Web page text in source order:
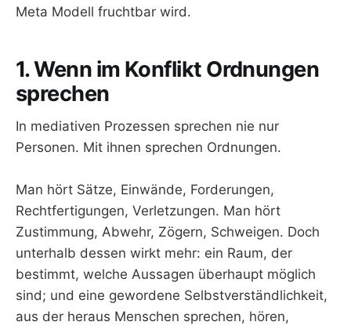
Meta Modell fruchtbar wird.
1. Wenn im Konflikt Ordnungen
sprechen
In mediativen Prozessen sprechen nie nur
Personen. Mit ihnen sprechen Ordnungen.
Man hört Sätze, Einwände, Forderungen,
Rechtfertigungen, Verletzungen. Man hört
Zustimmung, Abwehr, Zögern, Schweigen. Doch
unterhalb dessen wirkt mehr: ein Raum, der
bestimmt, welche Aussagen überhaupt möglich
sind; und eine gewordene Selbstverständlichkeit,
aus der heraus Menschen sprechen, hören,